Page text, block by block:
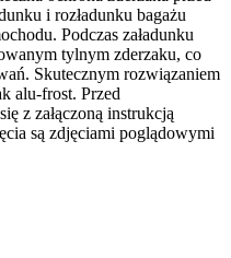
i rozładunku bagażu
Podczas załadunku
tylnym zderzaku, co
Skutecznym rozwiązaniem
alu-frost. Przed
z załączoną instrukcją
są zdjęciami poglądowymi